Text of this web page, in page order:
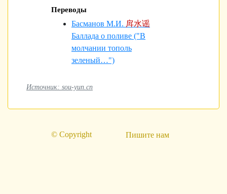
Переводы
Басманов М.И. 戽水谣
Баллада о поливе ("В
молчании тополь
зеленый…")
Источник: sou-yun.cn
© Copyright Пишите нам